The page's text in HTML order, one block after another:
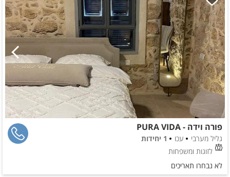
פורה וידה - PURA VIDA
גליל מערבי עכו
1 יחידות
לזוגות ומשפחות
לא נבחרו תאריכים